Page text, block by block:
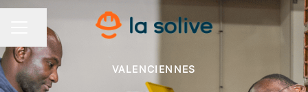
MENU CARRIÈRE
Partager la page
VALENCIENNES